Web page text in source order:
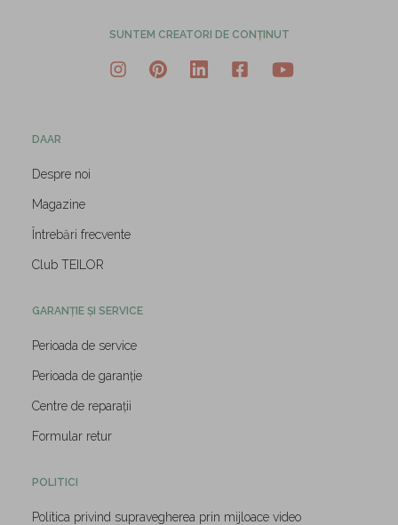
SUNTEM CREATORI DE CONȚINUT
DAAR
Despre noi
Magazine
Întrebări frecvente
Club TEILOR
GARANȚIE ȘI SERVICE
Perioada de service
Perioada de garanție
Centre de reparații
Formular retur
POLITICI
Politica privind supravegherea prin mijloace video